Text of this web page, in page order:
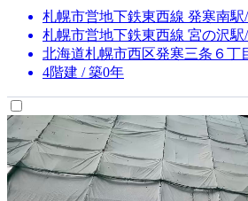
札幌市営地下鉄東西線 発寒南駅
札幌市営地下鉄東西線 宮の沢駅
北海道札幌市西区発寒三条６丁
4階建 / 築0年